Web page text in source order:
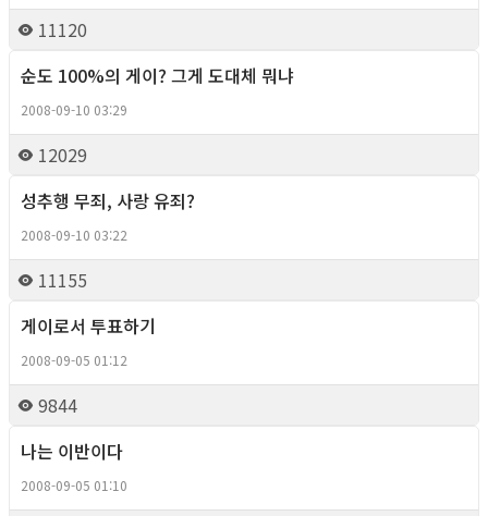
11120
순도 100%의 게이? 그게 도대체 뭐냐
2008-09-10 03:29
12029
성추행 무죄, 사랑 유죄?
2008-09-10 03:22
11155
게이로서 투표하기
2008-09-05 01:12
9844
나는 이반이다
2008-09-05 01:10